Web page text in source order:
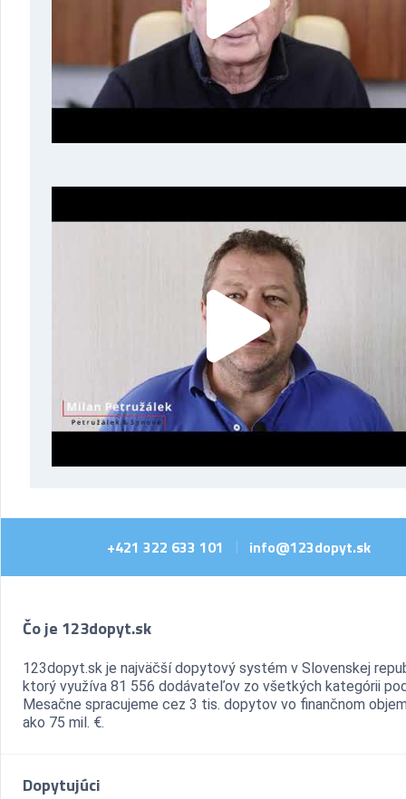
+421 322 633 101 info@123dopyt.sk
Čo je 123dopyt.sk
123dopyt.sk je najväčší dopytový systém v Slovenskej
ktorý využíva 81 556 dodávateľov zo všetkých kategórii
Mesačne spracujeme cez 3 tis. dopytov vo finančnom
ako 75 mil. €.
Dopytujúci